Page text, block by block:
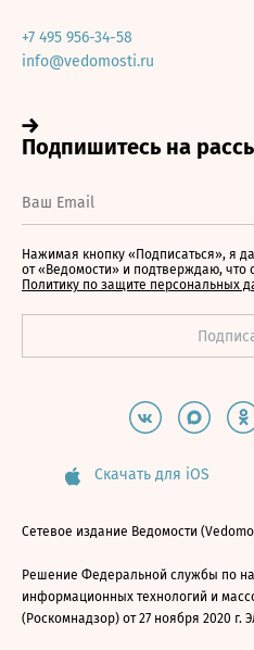
+7 495 956-34-58
info@vedomosti.ru
Нажимая кнопку «Подписаться», я
от «Ведомости» и подтверждаю,
Политику по защите персональных
Скачать для iOS
Сетевое издание Ведомости
Решение Федеральной службы по
информационных технологий и
(Роскомнадзор) от 27 ноября 2020 г.